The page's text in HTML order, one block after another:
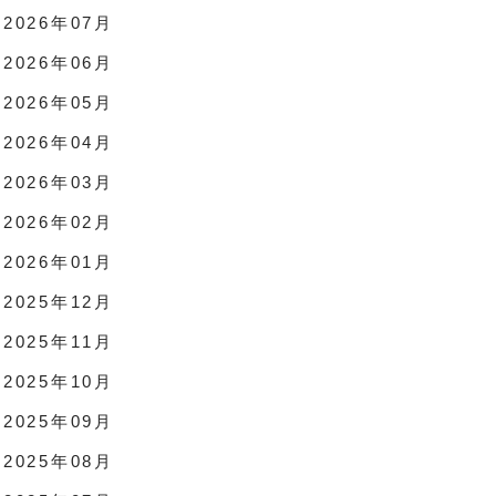
2026年07月
2026年06月
2026年05月
2026年04月
2026年03月
2026年02月
2026年01月
2025年12月
2025年11月
2025年10月
2025年09月
2025年08月